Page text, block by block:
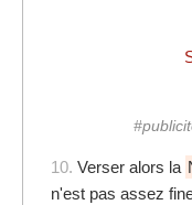
10. Verser alors la
n'est pas assez